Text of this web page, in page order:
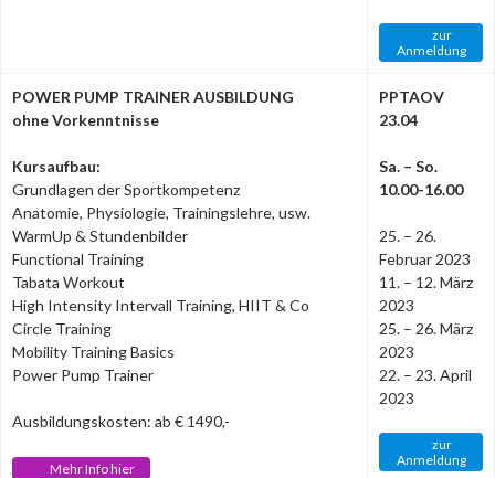
zur
Anmeldung
POWER PUMP TRAINER AUSBILDUNG
ohne Vorkenntnisse
Kursaufbau:
Grundlagen der Sportkompetenz
Anatomie, Physiologie, Trainingslehre, usw.
WarmUp & Stundenbilder
Functional Training
Tabata Workout
High Intensity Intervall Training, HIIT & Co
Circle Training
Mobility Training Basics
Power Pump Trainer
Ausbildungskosten: ab € 1490,-
Mehr Info hier
PPTAOV
23.04
Sa. – So.
10.00-16.00
25. – 26.
Februar 2023
11. – 12. März
2023
25. – 26. März
2023
22. – 23. April
2023
zur
Anmeldung